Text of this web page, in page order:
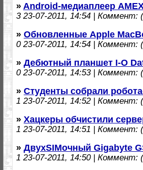
» Android-медиаплеер
323-07-2011, 14:54 | Коммент:
» Обновленные Apple
023-07-2011, 14:54 | Коммент:
» Дебютный планшет I-O
023-07-2011, 14:53 | Коммент:
» Студенты собрали
1 23-07-2011, 14:52 | Коммент:
» Хацкеры обчистили
1 23-07-2011, 14:51 | Коммент:
» ДвухSIMочный Gigabyte
1 23-07-2011, 14:50 | Коммент: